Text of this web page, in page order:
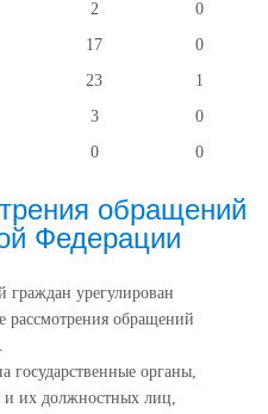
2
0
17
0
23
1
3
0
0 0
обращений
Федерации
граждан урегулирован
рассмотрения обращений
государственные органы,
и их должностных лиц,